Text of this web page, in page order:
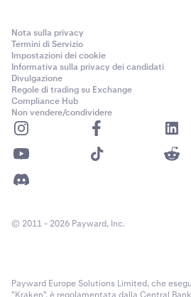
Nota sulla privacy
Termini di Servizio
Impostazioni dei cookie
Informativa sulla privacy dei candidati
Divulgazione
Regole di trading su Exchange
Compliance Hub
Non vendere/condividere
© 2011 - 2026 Payward, Inc.
Payward Europe Solutions Limited, che